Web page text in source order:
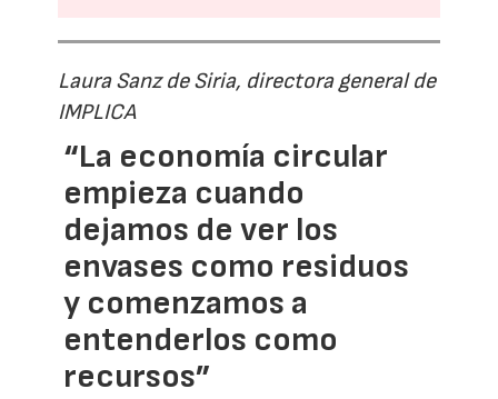
Laura Sanz de Siria, directora general de
IMPLICA
“La economía circular
empieza cuando
dejamos de ver los
envases como residuos
y comenzamos a
entenderlos como
recursos”